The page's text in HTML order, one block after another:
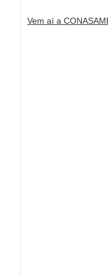
Vem aí a